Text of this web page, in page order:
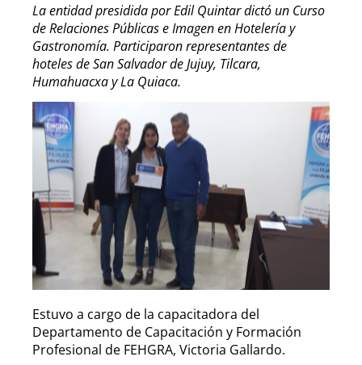
La entidad presidida por Edil Quintar dictó un Curso
de Relaciones Públicas e Imagen en Hotelería y
Gastronomía. Participaron representantes de
hoteles de San Salvador de Jujuy, Tilcara,
Humahuacxa y La Quiaca.
Estuvo a cargo de la capacitadora del
Departamento de Capacitación y Formación
Profesional de FEHGRA, Victoria Gallardo.